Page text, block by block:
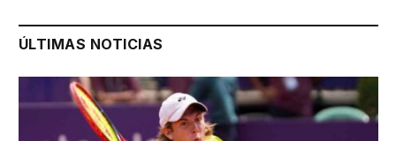
ÚLTIMAS NOTICIAS